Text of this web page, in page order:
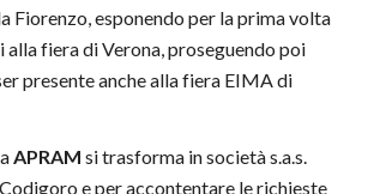
Fiorenzo, esponendo per la prima volta
fiera di Verona, proseguendo poi
presente anche alla fiera EIMA di
APRAM si trasforma in società s.a.s.
e per accontentare le richieste